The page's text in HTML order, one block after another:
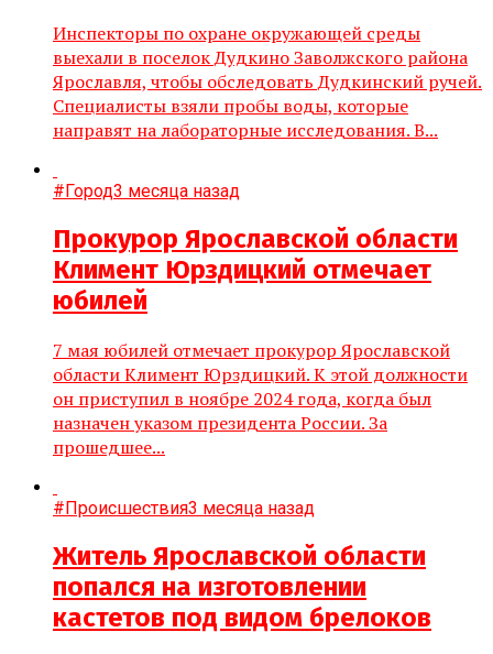
Инспекторы по охране окружающей среды
выехали в поселок Дудкино Заволжского района
Ярославля, чтобы обследовать Дудкинский ручей.
Специалисты взяли пробы воды, которые
направят на лабораторные исследования. В...
#Город3 месяца назад
Прокурор Ярославской области
Климент Юрздицкий отмечает
юбилей
7 мая юбилей отмечает прокурор Ярославской
области Климент Юрздицкий. К этой должности
он приступил в ноябре 2024 года, когда был
назначен указом президента России. За
прошедшее...
#Происшествия3 месяца назад
Житель Ярославской области
попался на изготовлении
кастетов под видом брелоков